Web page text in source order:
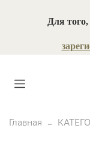
Для
Главная